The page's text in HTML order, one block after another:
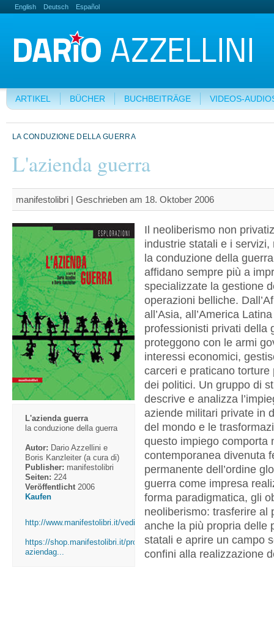
English Deutsch Español
ARTIKEL BÜCHER BUCHBEITRÄGE VIDEOS-
LA CONDUZIONE DELLA GUERRA
L'azienda guerra
manifestolibri | Geschrieben am 18. Oktober 2006
L'azienda guerra
la conduzione della guerra
Autor: Dario Azzellini e
Boris Kanzleiter (a cura di)
Publisher: manifestolibri
Seiten: 224
Veröffentlicht 2006
Kaufen
http://www.manifestolibri.it/vedi_collana_indice.p...
https://shop.manifestolibri.it/prodotto/l-
aziendag...
Il neoliberismo non
industrie statali e i servizi,
la conduzione della
affidano sempre più a
specializzate la gestione
operazioni belliche.
all’Asia, all’America
professionisti privati della
proteggono con le armi
interessi economici,
carceri e praticano torture
dei politici. Un gruppo di
descrive e analizza
aziende militari private in
del mondo e le
questo impiego comporta
contemporanea divenuta
permanente dell’ordine
guerra come impresa
forma paradigmatica, gli
neoliberismo: trasferire al
anche la più propria delle
statali e aprire un campo
confini alla realizzazione